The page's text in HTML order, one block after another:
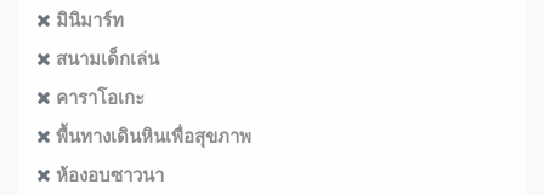
มินิมาร์ท
สนามเด็กเล่น
คาราโอเกะ
พื้นทางเดินหินเพื่อสุขภาพ
ห้องอบซาวนา